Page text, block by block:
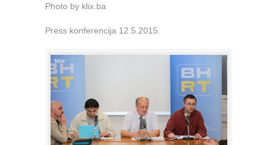
Photo by klix.ba
Press konferencija 12.5.2015.